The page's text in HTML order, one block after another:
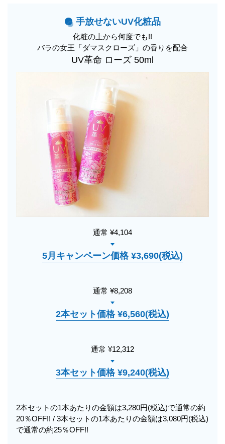
手放せないUV化粧品
化粧の上から何度でも!!
バラの女王「ダマスクローズ」の香りを配合
UV革命 ローズ 50ml
通常 ¥4,104
5月キャンペーン価格 ¥3,690(税込)
通常 ¥8,208
2本セット価格 ¥6,560(税込)
通常 ¥12,312
3本セット価格 ¥9,240(税込)
2本セットの1本あたりの金額は3,280円(税込)で通常の約
20％OFF!! / 3本セットの1本あたりの金額は3,080円(税込)
で通常の約25％OFF!!